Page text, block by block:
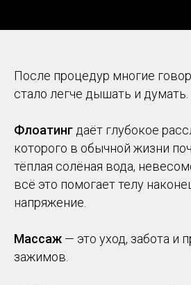
После процедур многие
стало легче дышать и думать.
Флоатинг даёт глубокое
которого в обычной жизни
тёплая солёная вода,
всё это помогает телу
напряжение.
Массаж — это уход, забота и
зажимов.